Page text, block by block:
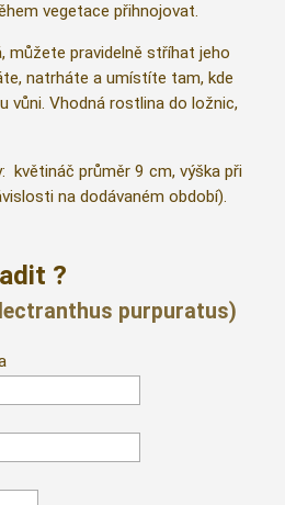
vegetace přihnojovat.
můžete pravidelně stříhat jeho
natrháte a umístíte tam, kde
vůni. Vhodná rostlina do ložnic,
květináč průměr 9 cm, výška při
na dodávaném období).
?
purpuratus)